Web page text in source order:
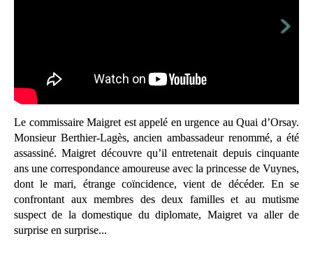
Le commissaire Maigret est appelé en urgence au Quai d’Orsay.
Monsieur Berthier-Lagès, ancien ambassadeur renommé, a été
assassiné. Maigret découvre qu’il entretenait depuis cinquante
ans une correspondance amoureuse avec la princesse de Vuynes,
dont le mari, étrange coïncidence, vient de décéder. En se
confrontant aux membres des deux familles et au mutisme
suspect de la domestique du diplomate, Maigret va aller de
surprise en surprise...